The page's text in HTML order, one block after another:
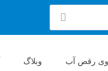
رقص آب وبلاگ